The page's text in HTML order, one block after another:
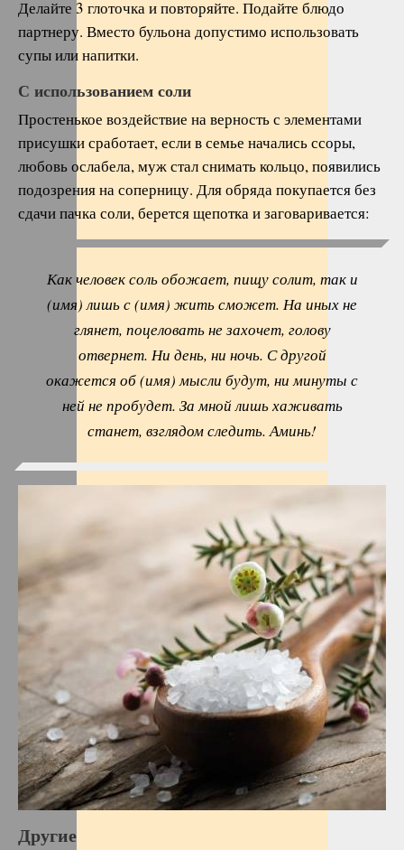
Делайте 3 глоточка и повторяйте. Подайте блюдо
партнеру. Вместо бульона допустимо использовать
супы или напитки.
С использованием соли
Простенькое воздействие на верность с элементами
присушки сработает, если в семье начались ссоры,
любовь ослабела, муж стал снимать кольцо, появились
подозрения на соперницу. Для обряда покупается без
сдачи пачка соли, берется щепотка и заговаривается:
Как человек соль обожает, пищу солит, так и
(имя) лишь с (имя) жить сможет. На иных не
глянет, поцеловать не захочет, голову
отвернет. Ни день, ни ночь. С другой
окажется об (имя) мысли будут, ни минуты с
ней не пробудет. За мной лишь хаживать
станет, взглядом следить. Аминь!
Другие